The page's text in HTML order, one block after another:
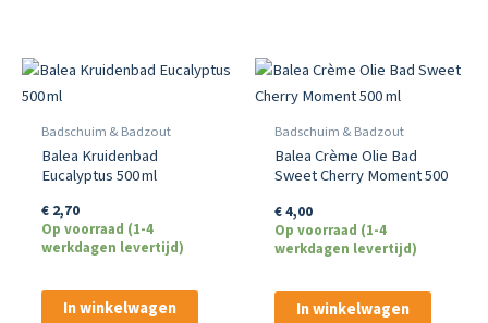
Badschuim & Badzout
Balea Kruidenbad
Eucalyptus 500 ml
€2,70
Op voorraad (1-4
werkdagen levertijd)
In winkelwagen
Badschuim & Badzout
Balea Crème Olie Bad
Sweet Cherry Moment 500
€4,00
Op voorraad (1-4
werkdagen levertijd)
In winkelwagen